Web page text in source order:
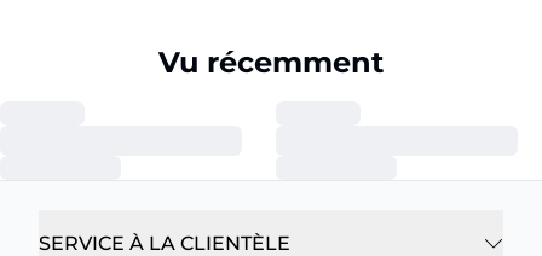
Vu récemment
SERVICE À LA CLIENTÈLE